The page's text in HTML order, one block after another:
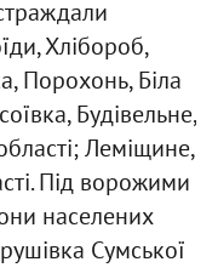
Хлібороб,
Порохонь, Біла
Будівельне,
Леміщине,
Під ворожими
населених
Сумської